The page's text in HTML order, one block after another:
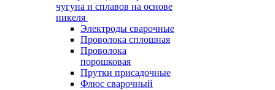
чугуна и сплавов на основе
никеля
Электроды сварочные
Проволока сплошная
Проволока
порошковая
Прутки присадочные
Флюс сварочный